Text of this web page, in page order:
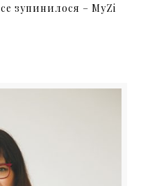
зупинилося – MyZi